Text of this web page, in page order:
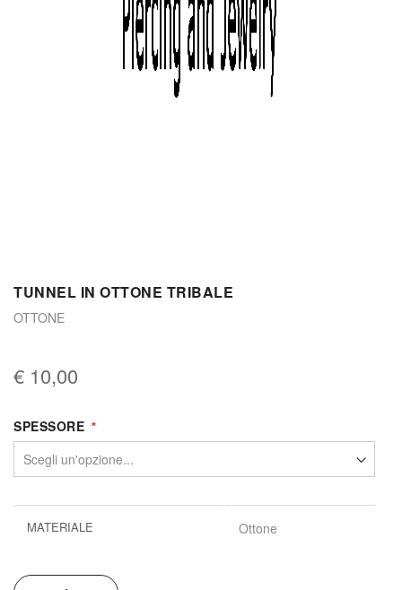
TUNNEL IN OTTONE TRIBALE
OTTONE
€ 10,00
SPESSORE
informazioni
MATERIALE Ottone